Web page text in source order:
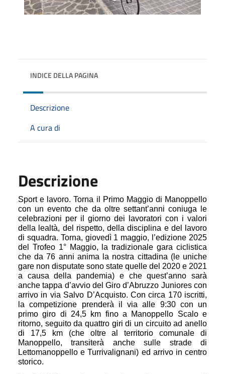
INDICE DELLA PAGINA
Descrizione
A cura di
Descrizione
Sport e lavoro. Torna il Primo Maggio di Manoppello
con un evento che da oltre settant’anni coniuga le
celebrazioni per il giorno dei lavoratori con i valori
della lealtà, del rispetto, della disciplina e del lavoro
di squadra. Torna, giovedì 1 maggio, l’edizione 2025
del Trofeo 1° Maggio, la tradizionale gara ciclistica
che da 76 anni anima la nostra cittadina (le uniche
gare non disputate sono state quelle del 2020 e 2021
a causa della pandemia) e che quest’anno sarà
anche tappa d’avvio del Giro d’Abruzzo Juniores con
arrivo in via Salvo D’Acquisto. Con circa 170 iscritti,
la competizione prenderà il via alle 9:30 con un
primo giro di 24,5 km fino a Manoppello Scalo e
ritorno, seguito da quattro giri di un circuito ad anello
di 17,5 km (che oltre al territorio comunale di
Manoppello, transiterà anche sulle strade di
Lettomanoppello e Turrivalignani) ed arrivo in centro
storico.